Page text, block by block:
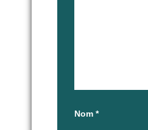
Nom *